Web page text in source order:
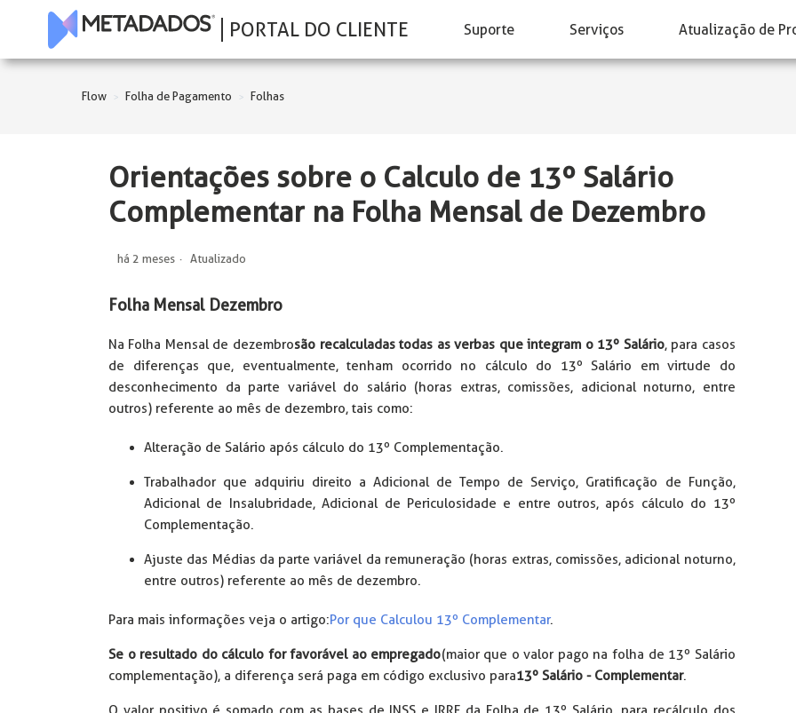
PORTAL DO CLIENTE Suporte Serviços Atualização de
Flow Folha de Pagamento Folhas
Orientações sobre o Calculo de 13º Salário
Complementar na Folha Mensal de Dezembro
há 2 meses Atualizado
Folha Mensal Dezembro
Na Folha Mensal de dezembrosão recalculadas todas as verbas que integram o 13º Salário, para casos
de diferenças que, eventualmente, tenham ocorrido no cálculo do 13º Salário em virtude do
desconhecimento da parte variável do salário (horas extras, comissões, adicional noturno, entre
outros) referente ao mês de dezembro, tais como:
Alteração de Salário após cálculo do 13º Complementação.
Trabalhador que adquiriu direito a Adicional de Tempo de Serviço, Gratificação de Função,
Adicional de Insalubridade, Adicional de Periculosidade e entre outros, após cálculo do 13º
Complementação.
Ajuste das Médias da parte variável da remuneração (horas extras, comissões, adicional noturno,
entre outros) referente ao mês de dezembro.
Para mais informações veja o artigo:Por que Calculou 13º Complementar.
Se o resultado do cálculo for favorável ao empregado(maior que o valor pago na folha de 13º Salário
complementação), a diferença será paga em código exclusivo para13º Salário - Complementar.